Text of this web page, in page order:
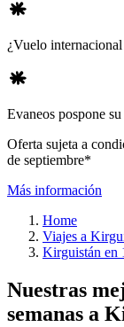
¿Vuelo
Evaneos pospone
Oferta sujeta a
de septiembre*
Más información
Home
Viajes a
Kirguistán en
Nuestras
semanas a